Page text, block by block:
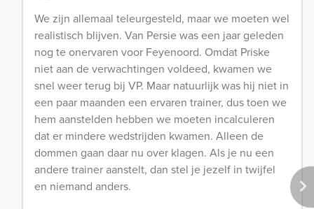
We zijn allemaal teleurgesteld, maar we moeten wel
realistisch blijven. Van Persie was een jaar geleden
nog te onervaren voor Feyenoord. Omdat Priske
niet aan de verwachtingen voldeed, kwamen we
snel weer terug bij VP. Maar natuurlijk was hij niet in
een paar maanden een ervaren trainer, dus toen we
hem aanstelden hebben we moeten incalculeren
dat er mindere wedstrijden kwamen. Alleen de
dommen gaan daar nu over klagen. Als je nu een
andere trainer aanstelt, dan stel je jezelf in twijfel
en niemand anders.